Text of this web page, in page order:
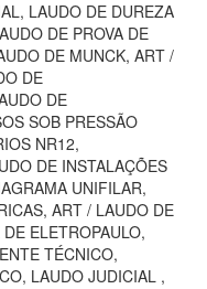
LAUDO DE DUREZA
DE PROVA DE
DE MUNCK, ART /
DE
DE
SOB PRESSÃO
NR12,
DE INSTALAÇÕES
UNIFILAR,
ART / LAUDO DE
ELETROPAULO,
TÉCNICO,
LAUDO JUDICIAL ,